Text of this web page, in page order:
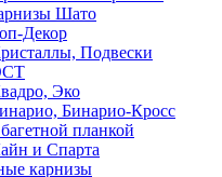
Шато
Декор
Подвески
Эко
Бинарио-Кросс
планкой
и Спарта
карнизы